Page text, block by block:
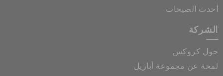
أحدث الصيحات
الشركة
حول كروكس
لمحة عن مجموعة أباريل